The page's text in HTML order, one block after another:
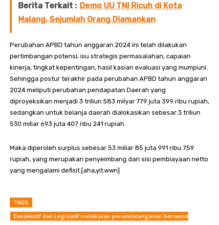
Berita Terkait : Demo UU TNI Ricuh di Kota
Malang, Sejumlah Orang Diamankan
Perubahan APBD tahun anggaran 2024 ini telah dilakukan
pertimbangan potensi, isu strategis permasalahan, capaian
kinerja, tingkat kepentingan, hasil kasian evaluasi yang mumpuni.
Sehingga postur terakhir pada perubahan APBD tahun anggaran
2024 meliputi perubahan pendapatan Daerah yang
diproyeksikan menjadi 3 triliun 583 milyar 779 juta 399 ribu rupiah,
sedangkan untuk belanja daerah dialokasikan sebesar 3 triliun
530 miliar 693 juta 407 ribu 241 rupiah.
Maka diperoleh surplus sebesar 53 miliar 85 juta 991 ribu 759
rupiah, yang merupakan penyeimbang dari sisi pembiayaan netto
yang mengalami defisit.[aha,yit.wwn]
TAGS
Ekesekutif dan Legislatif melakukan penandatanganan bersama